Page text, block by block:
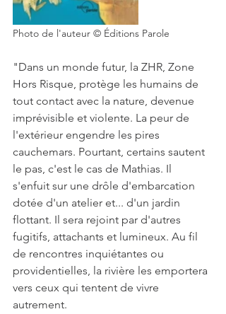
Photo de l'auteur © Éditions Parole
"Dans un monde futur, la ZHR, Zone
Hors Risque, protège les humains de
tout contact avec la nature, devenue
imprévisible et violente. La peur de
l'extérieur engendre les pires
cauchemars. Pourtant, certains sautent
le pas, c'est le cas de Mathias. Il
s'enfuit sur une drôle d'embarcation
dotée d'un atelier et... d'un jardin
flottant. Il sera rejoint par d'autres
fugitifs, attachants et lumineux. Au fil
de rencontres inquiétantes ou
providentielles, la rivière les emportera
vers ceux qui tentent de vivre
autrement.